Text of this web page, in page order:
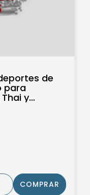
de
para
y
COMPRAR